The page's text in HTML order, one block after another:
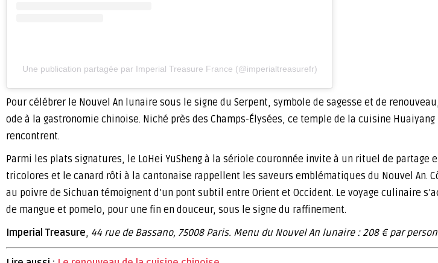
Une publication partagée par Imperial Treasure France (@imperialtreasurefr)
Pour célébrer le Nouvel An lunaire sous le signe du Serpent, symbole de sagesse et de
ode à la gastronomie chinoise. Niché près des Champs-Élysées, ce temple de la cuisine
rencontrent.
Parmi les plats signatures, le LoHei YuSheng à la sériole couronnée invite à un rituel de partage
tricolores et le canard rôti à la cantonaise rappellent les saveurs emblématiques du Nouvel An.
au poivre de Sichuan témoignent d’un pont subtil entre Orient et Occident. Le voyage culinaire
de mangue et pomelo, pour une fin en douceur, sous le signe du raffinement.
Imperial Treasure, 44 rue de Bassano, 75008 Paris. Menu du Nouvel An lunaire : 208 € par